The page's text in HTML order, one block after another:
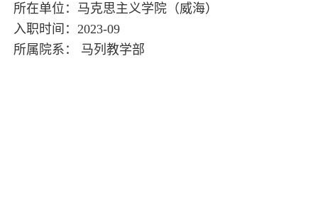
所在单位：马克思主义学院（威海）
入职时间：2023-09
所属院系： 马列教学部